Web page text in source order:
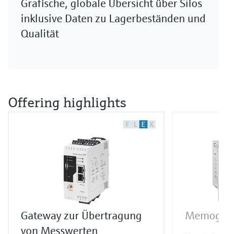
Grafische, globale Übersicht über Silos
inklusive Daten zu Lagerbeständen und
Qualität
Offering highlights
F L E X
Gateway zur Übertragung
von Messwerten